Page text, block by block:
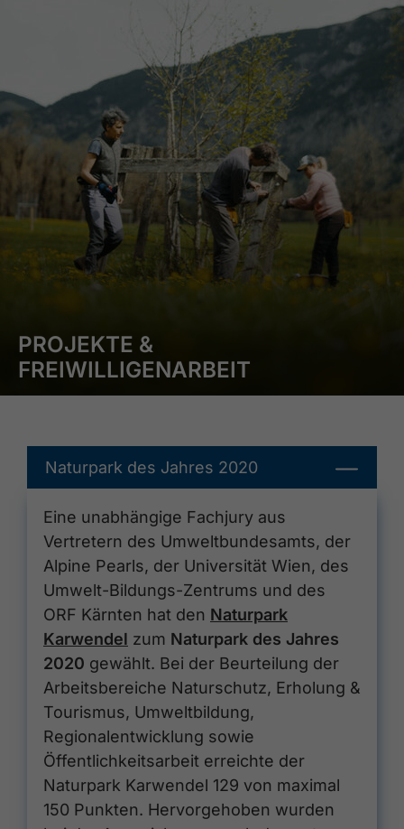
PROJEKTE &
FREIWILLIGENARBEIT
Naturpark des Jahres 2020
Eine unabhängige Fachjury aus
Vertretern des Umweltbundesamts, der
Alpine Pearls, der Universität Wien, des
Umwelt-Bildungs-Zentrums und des
ORF Kärnten hat den Naturpark
Karwendel zum Naturpark des Jahres
2020 gewählt. Bei der Beurteilung der
Arbeitsbereiche Naturschutz, Erholung &
Tourismus, Umweltbildung,
Regionalentwicklung sowie
Öffentlichkeitsarbeit erreichte der
Naturpark Karwendel 129 von maximal
150 Punkten. Hervorgehoben wurden